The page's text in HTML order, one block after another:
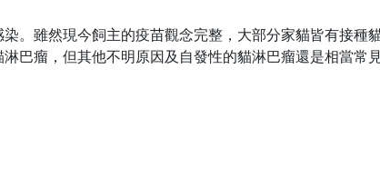
。雖然現今飼主的疫苗觀念完整，大部分家貓皆有接種
巴瘤，但其他不明原因及自發性的貓淋巴瘤還是相當常